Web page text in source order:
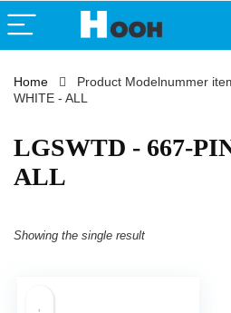
Home Product Modelnummer
WHITE - ALL
‎LGSWTD - 667-
ALL
Showing the single result